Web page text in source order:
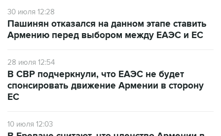
30 июля 12:28
Пашинян отказался на данном этапе ставить
Армению перед выбором между ЕАЭС и ЕС
28 июля 12:54
В СВР подчеркнули, что ЕАЭС не будет
спонсировать движение Армении в сторону
ЕС
10 июля 12:03